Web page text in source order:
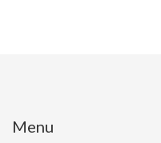
Menu